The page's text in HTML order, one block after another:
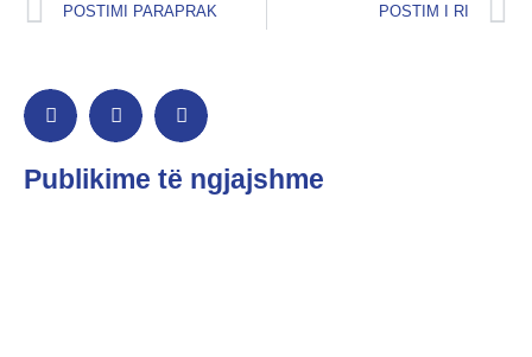
POSTIMI PARAPRAK POSTIM I RI
Publikime të ngjajshme